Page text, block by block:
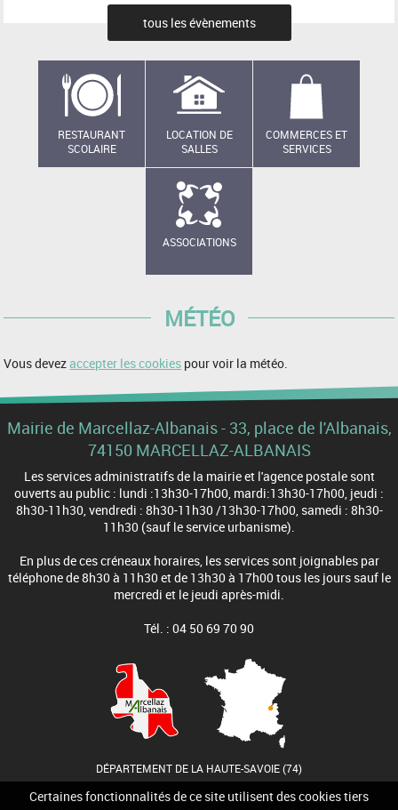
Certaines fonctionnalités de ce site utilisent des cookies tiers
tous les évènements
RESTAURANT
SCOLAIRE
LOCATION DE
SALLES
COMMERCES ET
SERVICES
ASSOCIATIONS
MÉTÉO
Vous devezaccepter les cookies pour voir la météo.
Mairie de Marcellaz-Albanais - 33, place de l'Albanais,
74150 MARCELLAZ-ALBANAIS
Les services administratifs de la mairie et l'agence postale sont
ouverts au public : lundi :13h30-17h00, mardi:13h30-17h00, jeudi :
8h30-11h30, vendredi : 8h30-11h30 /13h30-17h00, samedi : 8h30-
11h30 (sauf le service urbanisme).
En plus de ces créneaux horaires, les services sont joignables par
téléphone de 8h30 à 11h30 et de 13h30 à 17h00 tous les jours sauf le
mercredi et le jeudi après-midi.
Tél. : 04 50 69 70 90
DÉPARTEMENT DE LA HAUTE-SAVOIE (74)